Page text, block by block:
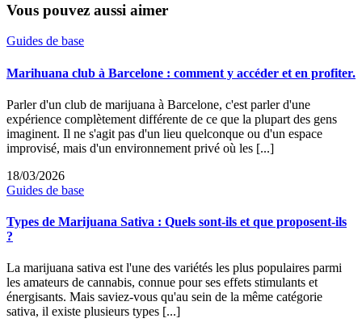
Vous pouvez aussi aimer
Guides de base
Marihuana club à Barcelone : comment y accéder et en profiter.
Parler d'un club de marijuana à Barcelone, c'est parler d'une
expérience complètement différente de ce que la plupart des gens
imaginent. Il ne s'agit pas d'un lieu quelconque ou d'un espace
improvisé, mais d'un environnement privé où les [...]
18/03/2026
Guides de base
Types de Marijuana Sativa : Quels sont-ils et que proposent-ils
?
La marijuana sativa est l'une des variétés les plus populaires parmi
les amateurs de cannabis, connue pour ses effets stimulants et
énergisants. Mais saviez-vous qu'au sein de la même catégorie
sativa, il existe plusieurs types [...]